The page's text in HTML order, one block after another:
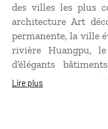
des villes les plus
architecture Art
permanente, la ville
rivière Huangpu,
d’élégants
international de la
Lire plus